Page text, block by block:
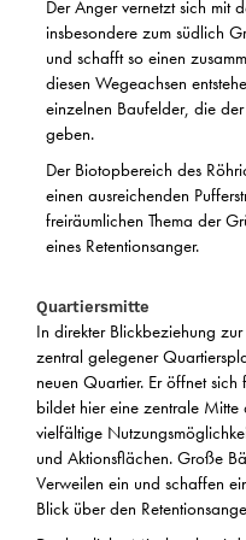
Der Anger vernetzt sich mit
insbesondere zum südlich
und schafft so einen
diesen Wegeachsen
einzelnen Baufelder, die
geben.
Der Biotopbereich des
einen ausreichenden
freiräumlichen Thema der
eines Retentionsanger.
Quartiersmitte
In direkter Blickbeziehung
zentral gelegener
neuen Quartier. Er öffnet
bildet hier eine zentrale Mitte
vielfältige
und Aktionsflächen. Große
Verweilen ein und schaffen
Blick über den